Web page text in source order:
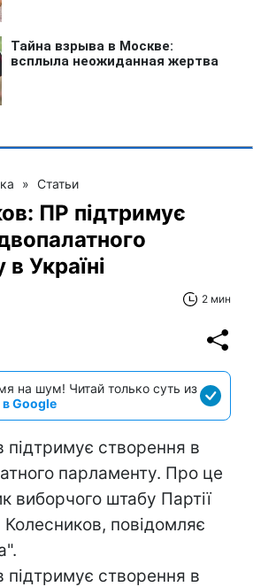
» Статьи
ПР підтримує
Україні
2 мин
на шум! Читай только суть из
Google
підтримує створення в
парламенту. Про це
виборчого штабу Партії
Колесников, повідомляє
підтримує створення в